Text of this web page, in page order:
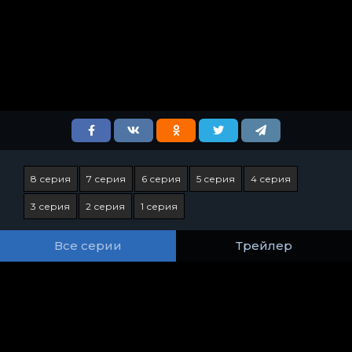
8 серия 7 серия 6 серия 5 серия 4 серия
3 серия 2 серия 1 серия
Все серии Трейлер